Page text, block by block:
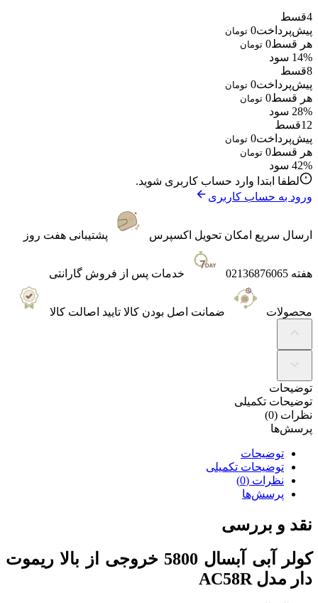
4قسط
پیش‌پرداخت0 تومان
هر قسط0 تومان
14% سود
8قسط
پیش‌پرداخت0 تومان
هر قسط0 تومان
28% سود
12قسط
پیش‌پرداخت0 تومان
هر قسط0 تومان
42% سود
لطفا ابتدا وارد حساب کاربری شوید.
ورود به حساب کاربری
ارسال سریع امکان تحویل اکسپرس پشتیبانی هفت روز
هفته 02136876065 خدمات پس از فروش گارانتی
محصولات ضمانت اصل بودن کالا تایید اصالت کالا
توضیحات
توضیحات تکمیلی
نظرات (0)
پرسش‌ها
توضیحات
توضیحات تکمیلی
نظرات (0)
پرسش‌ها
نقد و بررسی
کولر آبی آبسال 5800 خروجی از بالا ریموت
دار مدل AC58R